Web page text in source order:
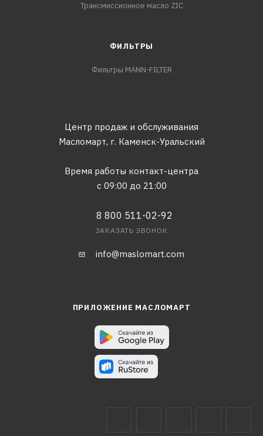
Трансмиссионное масло ZIC
ФИЛЬТРЫ
Фильтры MANN-FILTER
Центр продаж и обслуживания
Масломарт, г. Каменск-Уральский
Время работы контакт-центра
с 09:00 до 21:00
8 800 511-02-92
ЗАКАЗАТЬ ЗВОНОК
info@maslomart.com
ПРИЛОЖЕНИЕ МАСЛОМАРТ